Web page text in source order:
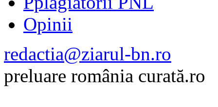
Opinii
redactia@ziarul-bn.ro
preluare românia curată.ro